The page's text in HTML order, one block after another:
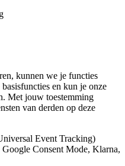
kunnen we je functies
en kun je onze
Met jouw toestemming
van derden op deze
Event Tracking)
Consent Mode, Klarna,